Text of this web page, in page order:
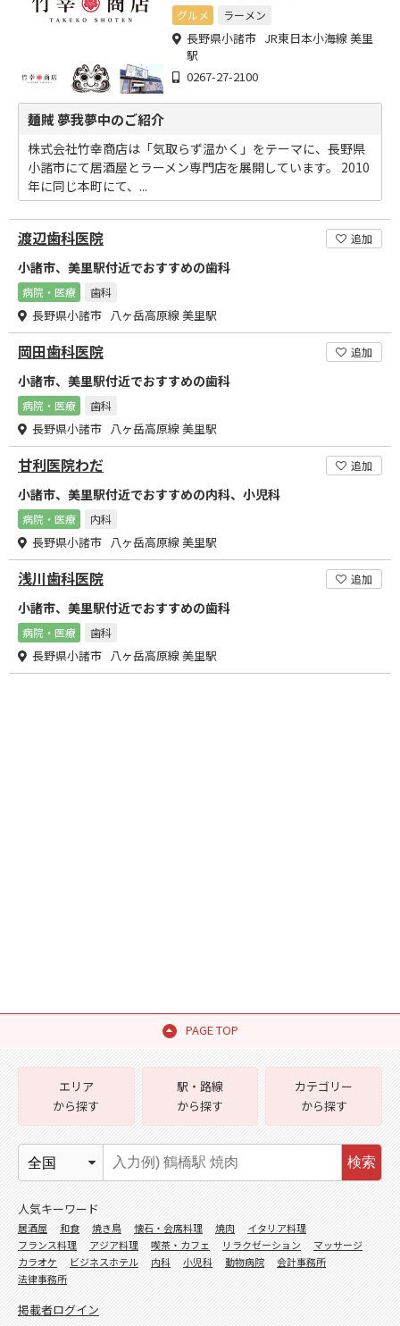
を展開
グルメ ラーメン
長野県小諸市 JR東日本小海線 美里
駅
0267-27-2100
麺賊 夢我夢中のご紹介
株式会社竹幸商店は「気取らず温かく」をテーマに、長野県
小諸市にて居酒屋とラーメン専門店を展開しています。 2010
年に同じ本町にて、...
渡辺歯科医院 追加
小諸市、美里駅付近でおすすめの歯科
病院・医療 歯科
長野県小諸市 八ヶ岳高原線 美里駅
岡田歯科医院 追加
小諸市、美里駅付近でおすすめの歯科
病院・医療 歯科
長野県小諸市 八ヶ岳高原線 美里駅
甘利医院わだ 追加
小諸市、美里駅付近でおすすめの内科、小児科
病院・医療 内科
長野県小諸市 八ヶ岳高原線 美里駅
浅川歯科医院 追加
小諸市、美里駅付近でおすすめの歯科
病院・医療 歯科
長野県小諸市 八ヶ岳高原線 美里駅
PAGE TOP
エリア
から探す
駅・路線
から探す
カテゴリー
から探す
検索
人気キーワード
居酒屋 和食 焼き鳥 懐石・会席料理 焼肉
イタリア料理
フランス料理
アジア料理 喫茶・カフェ リラクゼーション
マッサージ
カラオケ
ビジネスホテル 内科 小児科 動物病院
会計事務所
法律事務所
掲載者ログイン